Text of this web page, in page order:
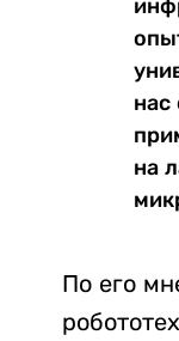
нас
на
По его